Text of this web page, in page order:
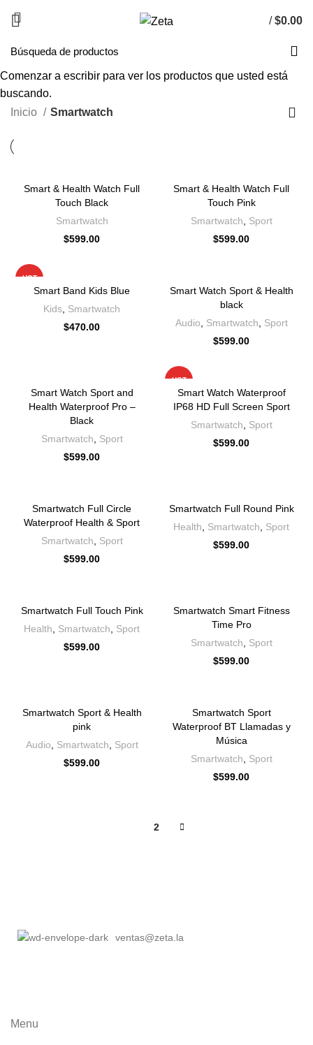
/ $0.00
Smartwatch
Inicio Smartwatch
Smart & Health Watch Full
Touch Black
Smartwatch
$599.00
Smart & Health Watch Full
Touch Pink
Smartwatch
Sport
$599.00
HOT
Smart Band Kids Blue
Kids Smartwatch
$470.00
Smart Watch Sport & Health
black
Audio
Smartwatch
Sport
$599.00
Smart Watch Sport and
Health Waterproof Pro –
Black
Smartwatch
Sport
$599.00
HOT
Smart Watch Waterproof
IP68 HD Full Screen Sport
Smartwatch
Sport
$599.00
Smartwatch Full Circle
Waterproof Health & Sport
Smartwatch
Sport
$599.00
Smartwatch Full Round Pink
Health
Smartwatch
Sport
$599.00
Smartwatch Full Touch Pink
Health
Smartwatch
Sport
$599.00
Smartwatch Smart Fitness
Time Pro
Smartwatch
Sport
$599.00
Smartwatch Sport & Health
pink
Audio
Smartwatch
Sport
$599.00
Smartwatch Sport
Waterproof BT Llamadas y
Música
Smartwatch
Sport
$599.00
2
ventas@zeta.la
Menu
Comenzar a escribir para ver los productos que usted está
buscando.